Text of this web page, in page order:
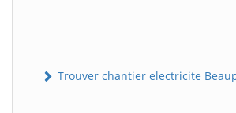
Trouver chantier electricite